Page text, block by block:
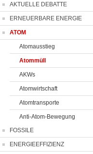
AKTUELLE DEBATTE
ERNEUERBARE ENERGIE
ATOM
Atomausstieg
Atommüll
AKWs
Atomwirtschaft
Atomtransporte
Anti-Atom-Bewegung
FOSSILE
ENERGIEEFFIZIENZ